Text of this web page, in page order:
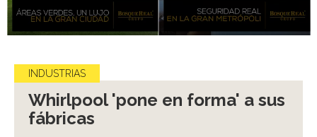
INDUSTRIAS
Whirlpool 'pone en forma' a sus
fábricas